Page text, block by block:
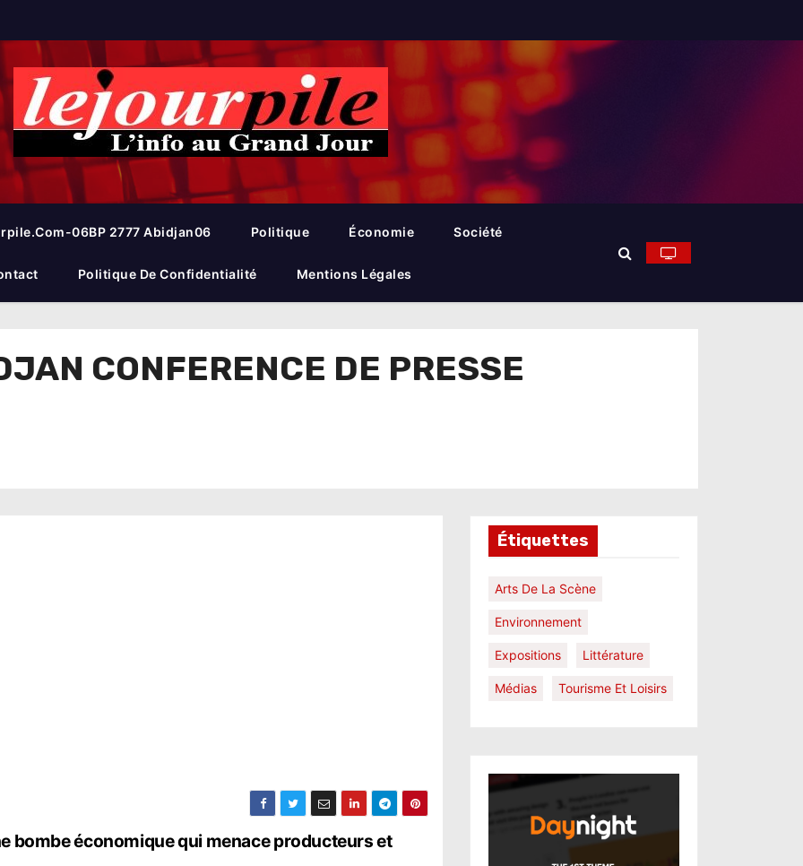
06BP 2777 Abidjan06 Politique Économie Société
Politique De Confidentialité Mentions Légales
CONFERENCE DE PRESSE
bombe économique qui menace producteurs et
Étiquettes
Arts De La Scène
Environnement
Expositions Littérature
Médias Tourisme Et Loisirs